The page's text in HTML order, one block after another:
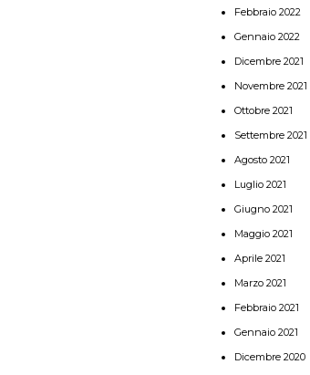
Febbraio 2022
Gennaio 2022
Dicembre 2021
Novembre 2021
Ottobre 2021
Settembre 2021
Agosto 2021
Luglio 2021
Giugno 2021
Maggio 2021
Aprile 2021
Marzo 2021
Febbraio 2021
Gennaio 2021
Dicembre 2020